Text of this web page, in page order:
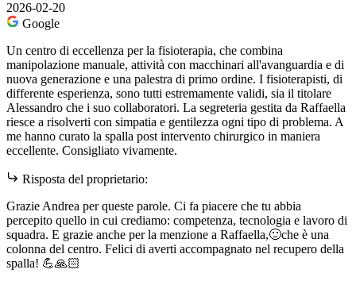
2026-02-20
Google
Un centro di eccellenza per la fisioterapia, che combina
manipolazione manuale, attività con macchinari all'avanguardia e di
nuova generazione e una palestra di primo ordine. I fisioterapisti, di
differente esperienza, sono tutti estremamente validi, sia il titolare
Alessandro che i suo collaboratori. La segreteria gestita da Raffaella
riesce a risolverti con simpatia e gentilezza ogni tipo di problema. A
me hanno curato la spalla post intervento chirurgico in maniera
eccellente. Consigliato vivamente.
Risposta del proprietario:
Grazie Andrea per queste parole. Ci fa piacere che tu abbia
percepito quello in cui crediamo: competenza, tecnologia e lavoro di
squadra. E grazie anche per la menzione a Raffaella,🙂che è una
colonna del centro. Felici di averti accompagnato nel recupero della
spalla! 💪🙏🏻